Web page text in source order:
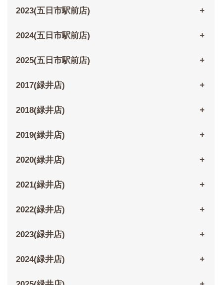
2023(五日市駅前店)
2024(五日市駅前店)
2025(五日市駅前店)
2017(緑井店)
2018(緑井店)
2019(緑井店)
2020(緑井店)
2021(緑井店)
2022(緑井店)
2023(緑井店)
2024(緑井店)